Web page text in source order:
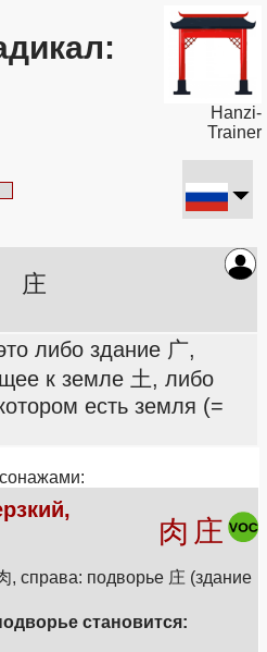
Hanzi-
Trainer
庄
либо здание 广,
к земле 土, либо
есть земля (=
肉 庄
, справа: подворье 庄 (здание
становится: